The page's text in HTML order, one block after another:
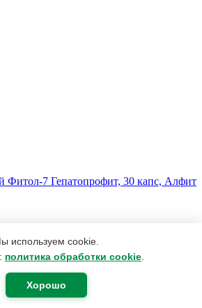
используем cookie.
политика обработки cookie
Хорошо
Фитол-7 Гепатопрофит, 30 капс, Алфит